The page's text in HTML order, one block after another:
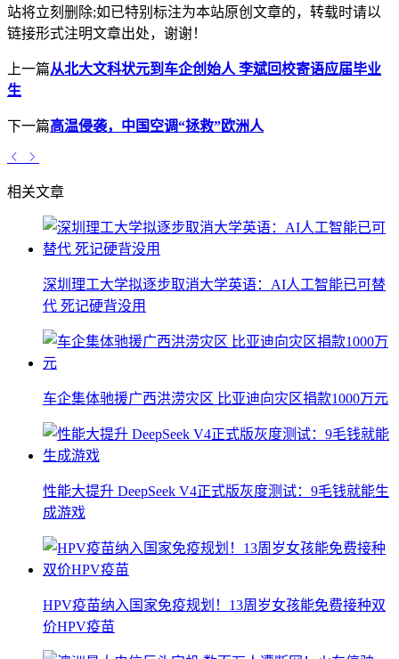
站将立刻删除;如已特别标注为本站原创文章的，转载时请以
链接形式注明文章出处，谢谢！
上一篇从北大文科状元到车企创始人 李斌回校寄语应届毕业
生
下一篇高温侵袭，中国空调“拯救”欧洲人
相关文章
深圳理工大学拟逐步取消大学英语：AI人工智能已可替
代 死记硬背没用
车企集体驰援广西洪涝灾区 比亚迪向灾区捐款1000万元
性能大提升 DeepSeek V4正式版灰度测试：9毛钱就能生
成游戏
HPV疫苗纳入国家免疫规划！13周岁女孩能免费接种双
价HPV疫苗